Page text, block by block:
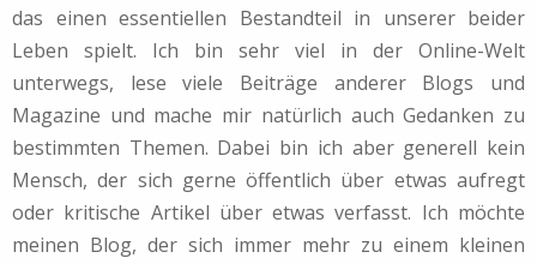
das einen essentiellen Bestandteil in unserer beider
Leben spielt. Ich bin sehr viel in der Online-Welt
unterwegs, lese viele Beiträge anderer Blogs und
Magazine und mache mir natürlich auch Gedanken zu
bestimmten Themen. Dabei bin ich aber generell kein
Mensch, der sich gerne öffentlich über etwas aufregt
oder kritische Artikel über etwas verfasst. Ich möchte
meinen Blog, der sich immer mehr zu einem kleinen